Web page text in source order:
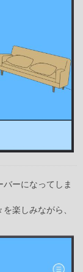
ーになってしま
楽しみながら、